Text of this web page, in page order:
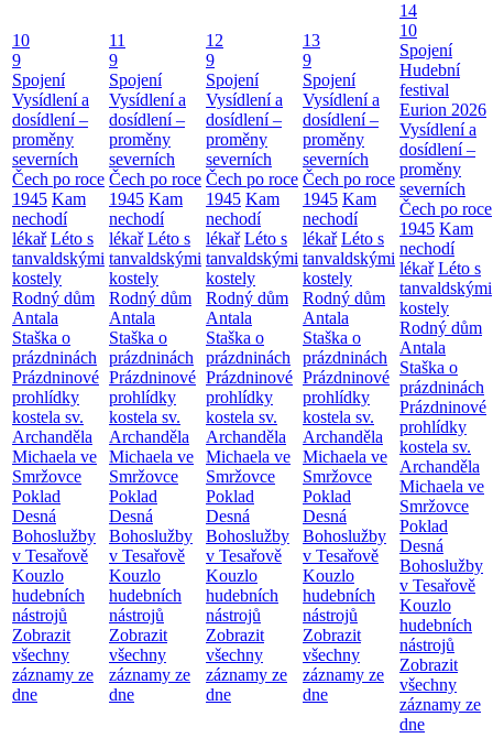
10
9
Spojení
Vysídlení a
dosídlení –
proměny
severních
Čech po roce
1945 Kam
nechodí
lékař Léto s
tanvaldskými
kostely
Rodný dům
Antala
Staška o
prázdninách
Prázdninové
prohlídky
kostela sv.
Archanděla
Michaela ve
Smržovce
Poklad
Desná
Bohoslužby
v Tesařově
Kouzlo
hudebních
nástrojů
Zobrazit
všechny
záznamy ze
dne
11
9
Spojení
Vysídlení a
dosídlení –
proměny
severních
Čech po roce
1945 Kam
nechodí
lékař Léto s
tanvaldskými
kostely
Rodný dům
Antala
Staška o
prázdninách
Prázdninové
prohlídky
kostela sv.
Archanděla
Michaela ve
Smržovce
Poklad
Desná
Bohoslužby
v Tesařově
Kouzlo
hudebních
nástrojů
Zobrazit
všechny
záznamy ze
dne
12
9
Spojení
Vysídlení a
dosídlení –
proměny
severních
Čech po roce
1945 Kam
nechodí
lékař Léto s
tanvaldskými
kostely
Rodný dům
Antala
Staška o
prázdninách
Prázdninové
prohlídky
kostela sv.
Archanděla
Michaela ve
Smržovce
Poklad
Desná
Bohoslužby
v Tesařově
Kouzlo
hudebních
nástrojů
Zobrazit
všechny
záznamy ze
dne
13
9
Spojení
Vysídlení a
dosídlení –
proměny
severních
Čech po roce
1945 Kam
nechodí
lékař Léto s
tanvaldskými
kostely
Rodný dům
Antala
Staška o
prázdninách
Prázdninové
prohlídky
kostela sv.
Archanděla
Michaela ve
Smržovce
Poklad
Desná
Bohoslužby
v Tesařově
Kouzlo
hudebních
nástrojů
Zobrazit
všechny
záznamy ze
dne
14
10
Spojení
Hudební
festival
Eurion 2026
Vysídlení a
dosídlení –
proměny
severních
Čech po roce
1945 Kam
nechodí
lékař Léto s
tanvaldskými
kostely
Rodný dům
Antala
Staška o
prázdninách
Prázdninové
prohlídky
kostela sv.
Archanděla
Michaela ve
Smržovce
Poklad
Desná
Bohoslužby
v Tesařově
Kouzlo
hudebních
nástrojů
Zobrazit
všechny
záznamy ze
dne